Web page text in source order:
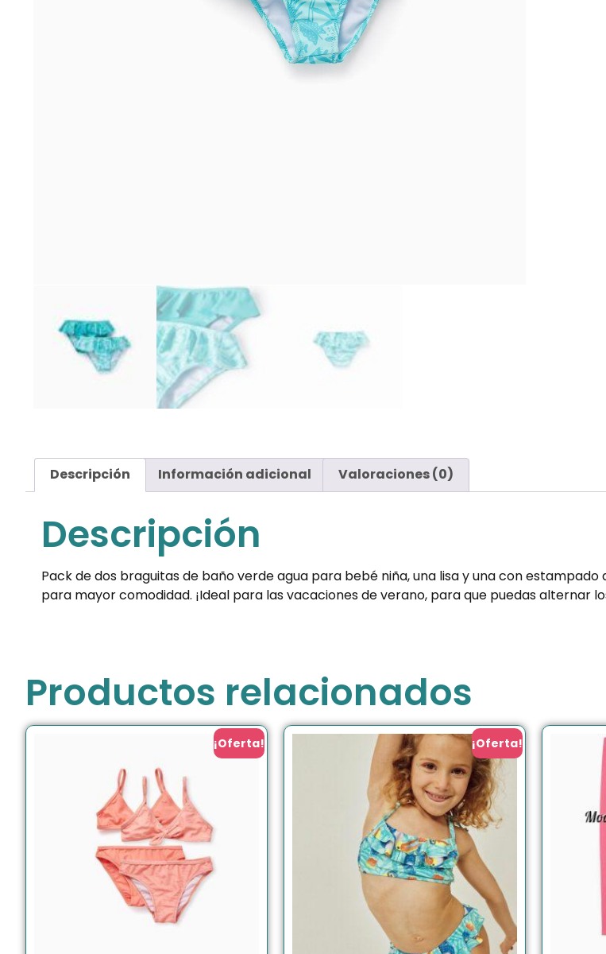
Descripción Información adicional Valoraciones (0)
Descripción
Pack de dos braguitas de baño verde agua para bebé niña, una lisa y una con
para mayor comodidad. ¡Ideal para las vacaciones de verano, para que puedas alternar
Productos relacionados
¡Oferta! ¡Oferta!